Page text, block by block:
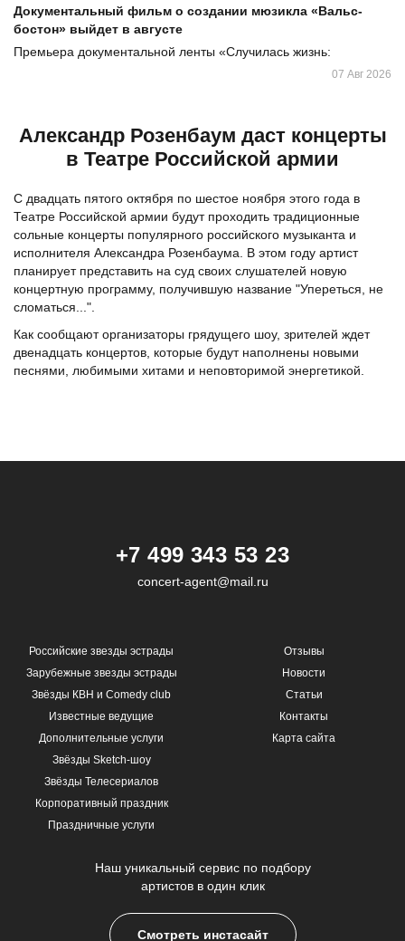
Документальный фильм о создании мюзикла «Вальс-
бостон» выйдет в августе
Премьера документальной ленты «Случилась жизнь:
07 Авг 2026
Александр Розенбаум даст концерты
в Театре Российской армии
С двадцать пятого октября по шестое ноября этого года в
Театре Российской армии будут проходить традиционные
сольные концерты популярного российского музыканта и
исполнителя Александра Розенбаума. В этом году артист
планирует представить на суд своих слушателей новую
концертную программу, получившую название "Упереться, не
сломаться...".
Как сообщают организаторы грядущего шоу, зрителей ждет
двенадцать концертов, которые будут наполнены новыми
песнями, любимыми хитами и неповторимой энергетикой.
+7 499 343 53 23
concert-agent@mail.ru
Российские звезды эстрады
Зарубежные звезды эстрады
Звёзды КВН и Comedy club
Известные ведущие
Дополнительные услуги
Звёзды Sketch-шоу
Звёзды Телесериалов
Корпоративный праздник
Праздничные услуги
Отзывы
Новости
Статьи
Контакты
Карта сайта
Наш уникальный сервис по подбору
артистов в один клик
Смотреть инстасайт